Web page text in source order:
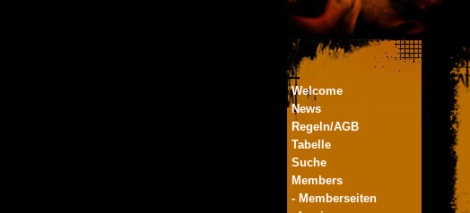
Welcome
News
Regeln/AGB
Tabelle
Suche
Members
- Memberseiten